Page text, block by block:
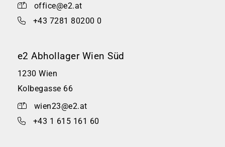
office@e2.at
+43 7281 80200 0
e2 Abhollager Wien Süd
1230 Wien
Kolbegasse 66
wien23@e2.at
+43 1 615 161 60